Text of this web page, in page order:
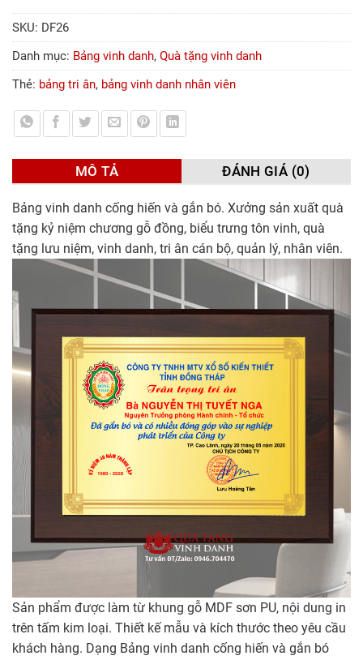
SKU: DF26
Danh mục: Bảng vinh danh, Quà tặng vinh danh
Thẻ: bảng tri ân, bảng vinh danh nhân viên
MÔ TẢ ĐÁNH GIÁ (0)
Bảng vinh danh cống hiến và gắn bó. Xưởng sản xuất quà
tặng kỷ niệm chương gỗ đồng, biểu trưng tôn vinh, quà
tặng lưu niệm, vinh danh, tri ân cán bộ, quản lý, nhân viên.
Sản phẩm được làm từ khung gỗ MDF sơn PU, nội dung in
trên tấm kim loại. Thiết kế mẫu và kích thước theo yêu cầu
khách hàng. Dạng Bảng vinh danh cống hiến và gắn bó